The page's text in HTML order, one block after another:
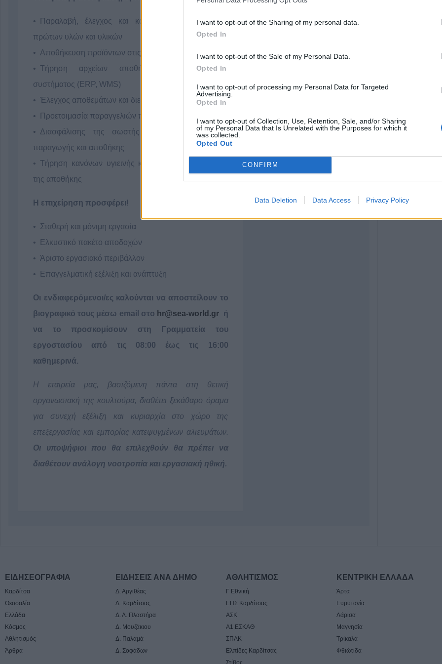
I want to opt-out of the Sharing of my personal data.
Opted In
I want to opt-out of the Sale of my Personal Data.
Opted In
I want to opt-out of processing my Personal Data for Targeted
Advertising.
Opted In
I want to opt-out of Collection, Use, Retention, Sale, and/or Sharing
of my Personal Data that Is Unrelated with the Purposes for which it
was collected.
Opted Out
CONFIRM
Data Deletion Data Access Privacy Policy
Παραλαβή, έλεγχος και καταχώρηση παραλαβών
πρώτων υλών και υλικών
Αποθήκευση προϊόντων στις καθορισμένες θέσεις
Τήρηση αρχείων αποθήκης και ενημέρωση
συστήματος (ERP, WMS)
Έλεγχος αποθεμάτων και διενέργεια απογραφών
Προετοιμασία παραγγελιών προς αποστολή
Διασφάλισης της σωστής ροής υλικών μεταξύ
παραγωγής και αποθήκης
Τήρηση κανόνων υγιεινής και ασφάλειας στο χώρο
της αποθήκης
Η επιχείρηση προσφέρει!
Σταθερή και μόνιμη εργασία
Ελκυστικό πακέτο αποδοχών
Άριστο εργασιακό περιβάλλον
Επαγγελματική εξέλιξη και ανάπτυξη
Οι ενδιαφερόμενοι/ες καλούνται να αποστείλουν το
βιογραφικό τους μέσω email στο hr@sea-world.gr ή
να το προσκομίσουν στη Γραμματεία του
εργοστασίου από τις 08:00 έως τις 16:00
καθημερινά.
Η εταιρεία μας, βασιζόμενη πάντα στη θετική
οργανωσιακή της κουλτούρα, διαθέτει ξεκάθαρο όραμα
για συνεχή εξέλιξη και κυριαρχία στο χώρο της
επεξεργασίας και εμπορίας κατεψυγμένων αλιευμάτων.
Οι υποψήφιοι που θα επιλεχθούν θα πρέπει να
διαθέτουν ανάλογη νοοτροπία και εργασιακή ηθική.
“Take a break….
8 Αυγούστου 2026, 12:22
απώλεια του
Την Κυριακή 9
κηδεία της
Προσωρινή
κέντρο της
δημιουργήθηκε
Γ. Καραβίδας:
ΕΙΔΗΣΕΟΓΡΑΦΙΑ
Καρδίτσα
Θεσσαλία
Ελλάδα
Κόσμος
Αθλητισμός
Άρθρα
ΕΙΔΗΣΕΙΣ ΑΝΑ ΔΗΜΟ
Δ. Αργιθέας
Δ. Καρδίτσας
Δ. Λ. Πλαστήρα
Δ. Μουζάκιου
Δ. Παλαμά
Δ. Σοφάδων
ΑΘΛΗΤΙΣΜΟΣ
Γ Εθνική
ΕΠΣ Καρδίτσας
ΑΣΚ
Α1 ΕΣΚΑΘ
ΣΠΑΚ
Ελπίδες Καρδίτσας
Στίβος
ΚΕΝΤΡΙΚΗ ΕΛΛΑΔΑ
Άρτα
Ευρυτανία
Λάρισα
Μαγνησία
Τρίκαλα
Φθιώτιδα